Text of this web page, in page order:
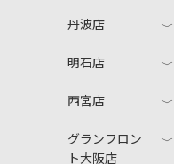
丹波店
明石店
西宮店
グランフロン
ト大阪店